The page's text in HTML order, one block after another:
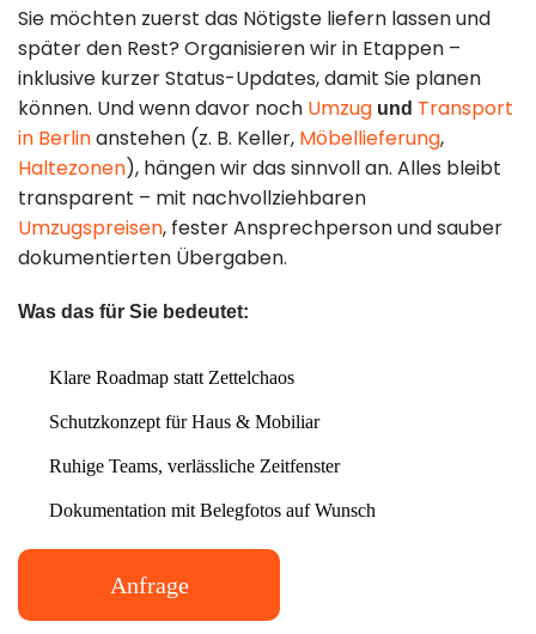
Sie möchten zuerst das Nötigste liefern lassen und
später den Rest? Organisieren wir in Etappen –
inklusive kurzer Status-Updates, damit Sie planen
können. Und wenn davor noch Umzug und Transport
in Berlinanstehen (z. B. Keller, Möbellieferung,
Haltezonen), hängen wir das sinnvoll an. Alles bleibt
transparent – mit nachvollziehbaren
Umzugspreisen, fester Ansprechperson und sauber
dokumentierten Übergaben.
Was das für Sie bedeutet:
Klare Roadmap statt Zettelchaos
Schutzkonzept für Haus & Mobiliar
Ruhige Teams, verlässliche Zeitfenster
Dokumentation mit Belegfotos auf Wunsch
Anfrage
umzuege.de
Buchholzer Str.
65, 13156 Berlin
Mo–So: 8:00–
22:00 Uhr